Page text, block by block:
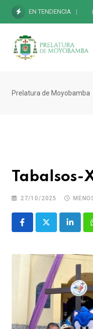
EN TENDENCIA
Prelatura de Moyobamba
Tabalsos-
27/10/2025